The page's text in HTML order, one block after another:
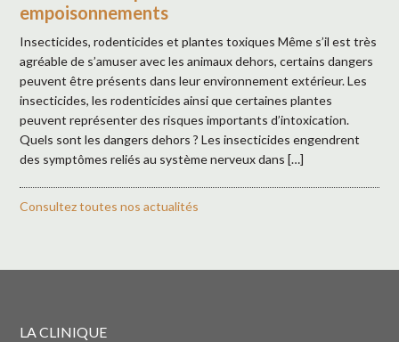
empoisonnements
Insecticides, rodenticides et plantes toxiques Même s’il est très
agréable de s’amuser avec les animaux dehors, certains dangers
peuvent être présents dans leur environnement extérieur. Les
insecticides, les rodenticides ainsi que certaines plantes
peuvent représenter des risques importants d’intoxication.
Quels sont les dangers dehors ? Les insecticides engendrent
des symptômes reliés au système nerveux dans […]
Consultez toutes nos actualités
LA CLINIQUE